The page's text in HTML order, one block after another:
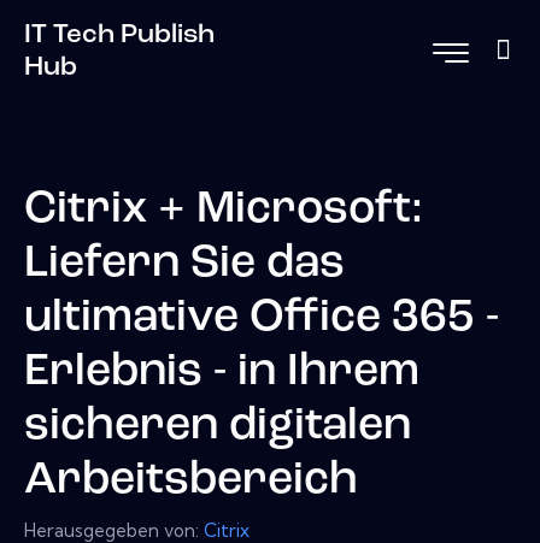
IT Tech Publish
Hub
Citrix + Microsoft:
Liefern Sie das
ultimative Office 365 -
Erlebnis - in Ihrem
sicheren digitalen
Arbeitsbereich
Herausgegeben von: Citrix